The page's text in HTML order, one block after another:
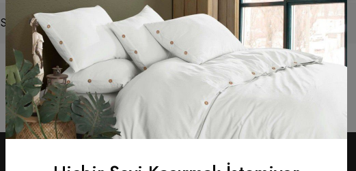
Seçiminizle eşleşen ürün bulunamadı.
Telif hakkı © 2022. Tüm hakları saklıdır.